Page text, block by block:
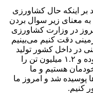
بر اینکه حال کشاورزی
معنای زیر سوال بردن
در وزارت کشاورزی
دقت کنیم می‌بینیم
سیب زمینی در داخل کشور تولید
می‌کردیم و مصرف ما چهار میلیون تن بوده و ۱.۲ میلیون تن را
هستیم و ما
پوسیده شد و امروز ما
کنیم.